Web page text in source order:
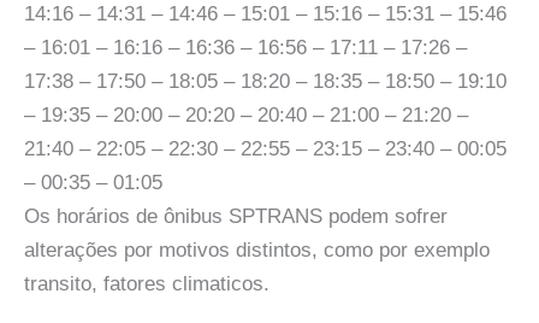
14:16 – 14:31 – 14:46 – 15:01 – 15:16 – 15:31 – 15:46
– 16:01 – 16:16 – 16:36 – 16:56 – 17:11 – 17:26 –
17:38 – 17:50 – 18:05 – 18:20 – 18:35 – 18:50 – 19:10
– 19:35 – 20:00 – 20:20 – 20:40 – 21:00 – 21:20 –
21:40 – 22:05 – 22:30 – 22:55 – 23:15 – 23:40 – 00:05
– 00:35 – 01:05
Os horários de ônibus SPTRANS podem sofrer
alterações por motivos distintos, como por exemplo
transito, fatores climaticos.